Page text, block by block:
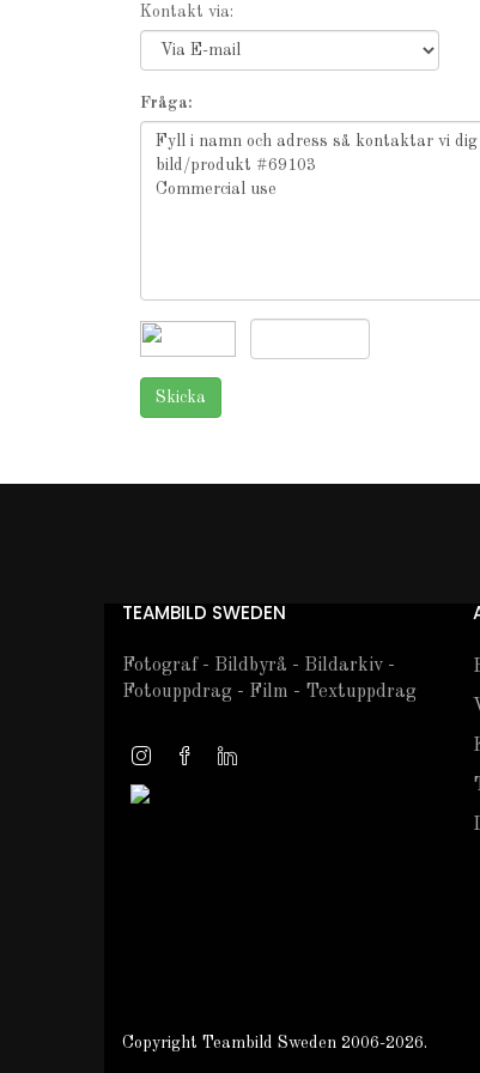
Kontakt via:
Fråga:
TEAMBILD SWEDEN
Fotograf - Bildbyrå - Bildarkiv -
Fotouppdrag - Film - Textuppdrag
Copyright Teambild Sweden 2006-2026.